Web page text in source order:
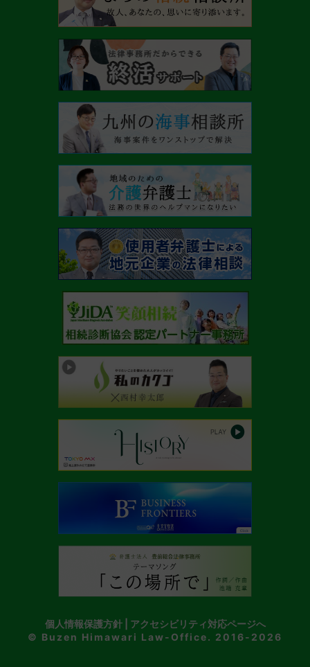
個人情報保護方針| アクセシビリティ対応ページへ
© Buzen Himawari Law-Office. 2016-2026